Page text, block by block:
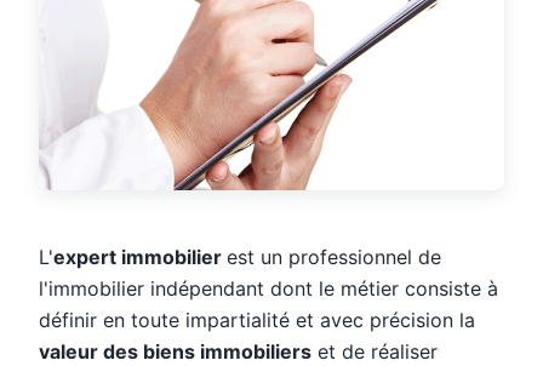
L'expert immobilier est un professionnel de
l'immobilier indépendant dont le métier consiste à
définir en toute impartialité et avec précision la
valeur des biens immobiliers et de réaliser